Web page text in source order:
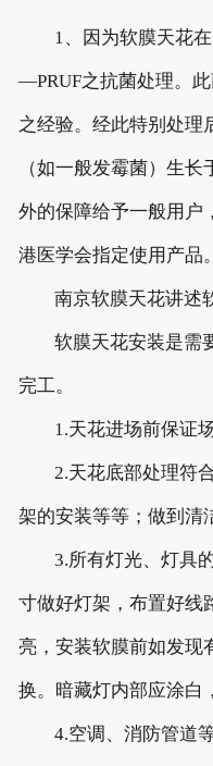
1、因为软膜天花
—PRUF之抗菌处理。
之经验。经此特别处理
（如一般发霉菌）生
外的保障给予一般用户
港医学会指定使用产品。
南京软膜天花讲述
软膜天花安装是需
完工。
1.天花进场前保证
2.天花底部处理符
架的安装等等；做到清
3.所有灯光、灯具
寸做好灯架，布置好线
亮，安装软膜前如发现
换。暗藏灯内部应涂白
4.空调、消防管道